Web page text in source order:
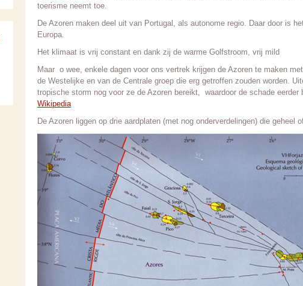
toerisme neemt toe.
De Azoren maken deel uit van Portugal, als autonome regio. Daar door is
Europa.
Het klimaat is vrij constant en dank zij de warme Golfstroom, vrij mild
Maar o wee, enkele dagen voor ons vertrek krijgen de Azoren te maken
de Westelijke en van de Centrale groep die erg getroffen zouden worden.
tropische storm nog voor ze de Azoren bereikt, waardoor de schade eerder
Wikipedia
De Azoren liggen op drie aardplaten (met nog onderverdelingen) die geheel